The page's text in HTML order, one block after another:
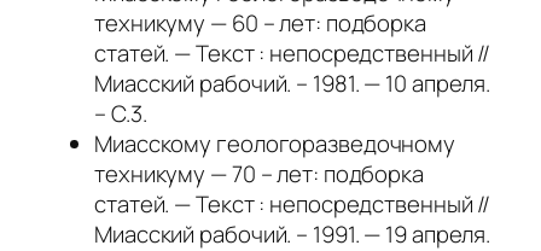
техникуму — 60 – лет: подборка
статей. — Текст : непосредственный //
Миасский рабочий. – 1981. — 10 апреля.
– С.3.
Миасскому геологоразведочному
техникуму — 70 – лет: подборка
статей. — Текст : непосредственный //
Миасский рабочий. – 1991. — 19 апреля.